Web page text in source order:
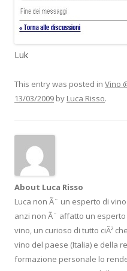
Luk
This entry was posted in Vino
13/03/2009 by Luca Risso.
About Luca Risso
Luca non Ã¨ un esperto di
anzi non Ã¨ affatto un
vino, un curioso di tutto ciÃ²
vino del paese (Italia) e della
formazione personale lo